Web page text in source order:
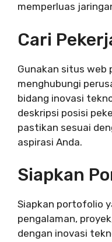
memperluas
Cari
Gunakan situs web
menghubungi
bidang inovasi
deskripsi posisi
pastikan sesuai
aspirasi Anda.
Siapkan
Siapkan portofolio
pengalaman,
dengan inovasi